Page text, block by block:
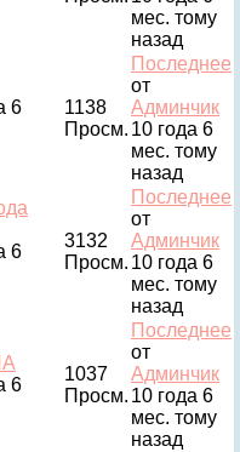
мес. тому
назад
6
1138
Просм.
Последнее
от
Админчик
10 года 6
мес. тому
назад
6
3132
Просм.
Последнее
от
Админчик
10 года 6
мес. тому
назад
6
1037
Просм.
Последнее
от
Админчик
10 года 6
мес. тому
назад